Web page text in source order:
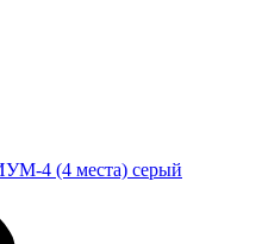
4 (4 места) серый